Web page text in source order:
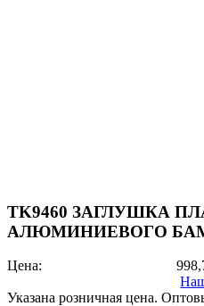
TK9460 ЗАГЛУШКА
АЛЮМИНИЕВОГО
Цена:
Указана розничная цена.